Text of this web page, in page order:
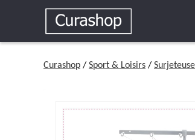
Curashop / Sport & Loisirs / Surjeteuse